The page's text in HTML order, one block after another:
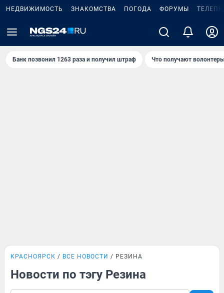
НЕДВИЖИМОСТЬ ЗНАКОМСТВА ПОГОДА ФОРУМЫ
Банк позвонил 1263 раза и получил штраф Что получают
КРАСНОЯРСК ВСЕ НОВОСТИ РЕЗИНА
Новости по тэгу Резина